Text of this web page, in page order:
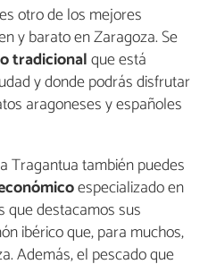
es otro de los mejores
y barato en Zaragoza. Se
tradicionalque está
y donde podrás disfrutar
aragoneses y españoles
Tragantua también puedes
especializado en
que destacamos sus
ibérico que, para muchos,
Además, el pescado que